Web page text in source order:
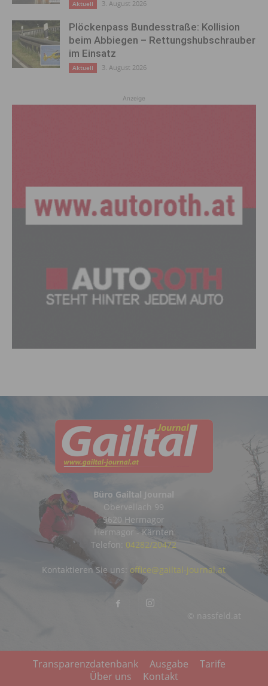
Aktuell 3. August 2026
Plöckenpass Bundesstraße: Kollision
beim Abbiegen – Rettungshubschrauber
im Einsatz
Aktuell 3. August 2026
Anzeige
Büro Gailtal Journal
Obervellach 99
9620 Hermagor
Hermagor - Kärnten
Telefon: 04282/20472
© nassfeld.at
Kontaktieren Sie uns: office@gailtal-journal.at
Transparenzdatenbank Ausgabe
Tarife
Über uns
Kontakt